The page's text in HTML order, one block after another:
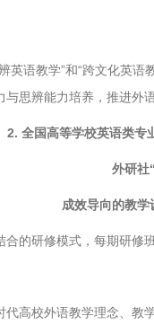
英语教学”和“跨文化英
思辨能力培养，推进外
2. 全国高等学校英语类专
外研社
成效导向的教
的研修模式，每期研修
高校外语教学理念、